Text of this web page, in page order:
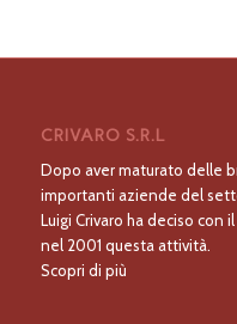
CRIVARO S.R.L
Dopo aver maturato delle
importanti aziende del
Luigi Crivaro ha deciso con
nel 2001 questa attività.
Scopri di più